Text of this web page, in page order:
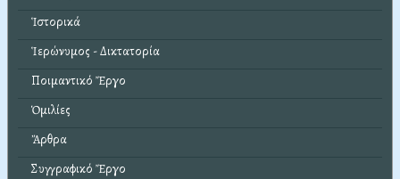
Ἱστορικά
Ἱερώνυμος - Δικτατορία
Ποιμαντικό Ἔργο
Ὁμιλίες
Ἄρθρα
Συγγραφικό Ἔργο